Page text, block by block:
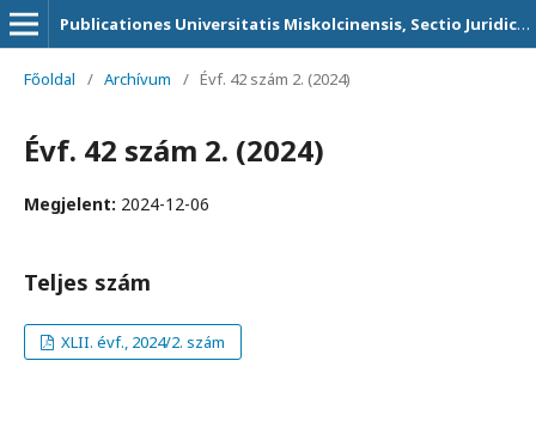
Publicationes Universitatis Miskolcinensis, Sectio Juridica et Politica
Főoldal / Archívum / Évf. 42 szám 2. (2024)
Évf. 42 szám 2. (2024)
Megjelent: 2024-12-06
Teljes szám
XLII. évf., 2024/2. szám